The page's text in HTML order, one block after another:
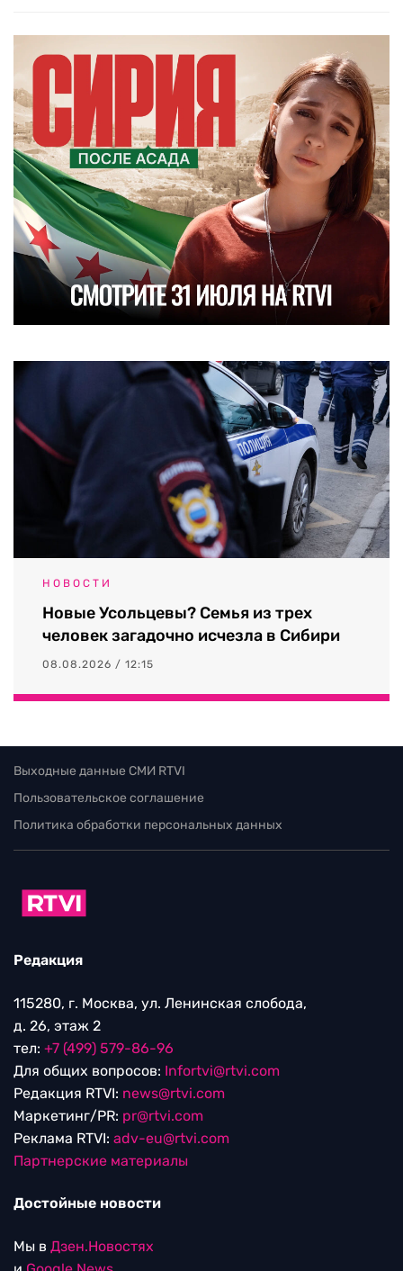
НОВОСТИ
Новые Усольцевы? Семья из трех
человек загадочно исчезла в Сибири
08.08.2026 / 12:15
Выходные данные СМИ RTVI
Пользовательское соглашение
Политика обработки персональных данных
Редакция
115280, г. Москва, ул. Ленинская слобода,
д. 26, этаж 2
тел: +7 (499) 579-86-96
Для общих вопросов: Infortvi@rtvi.com
Редакция RTVI: news@rtvi.com
Маркетинг/PR: pr@rtvi.com
Реклама RTVI: adv-eu@rtvi.com
Партнерские материалы
Достойные новости
Мы в Дзен.Новостях